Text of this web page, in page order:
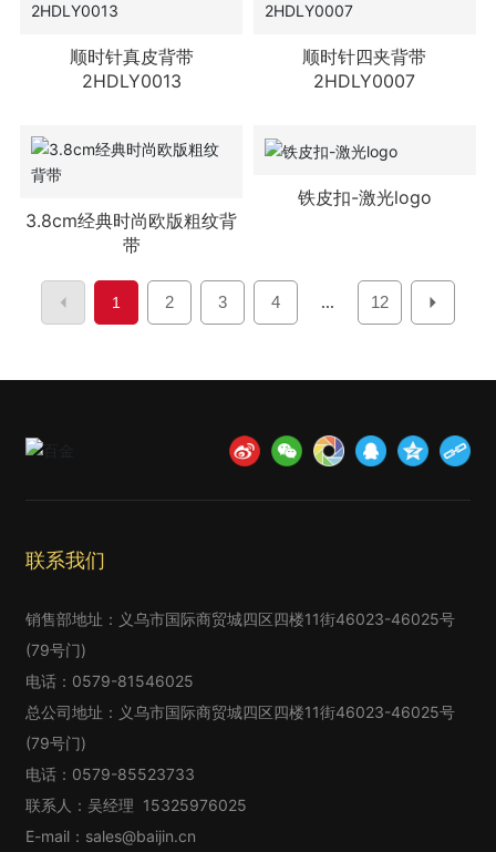
顺时针真皮背带
2HDLY0013
顺时针四夹背带
2HDLY0007
3.8cm经典时尚欧版粗纹背
带
铁皮扣-激光logo
1 2 3 4 ... 12
联系我们
销售部地址：义乌市国际商贸城四区四楼11街46023-46025号
(79号门)
电话： 0579-81546025
总公司地址：义乌市国际商贸城四区四楼11街46023-46025号
(79号门)
电话： 0579-85523733
联系人：吴经理 15325976025
E-mail： sales@baijin.cn